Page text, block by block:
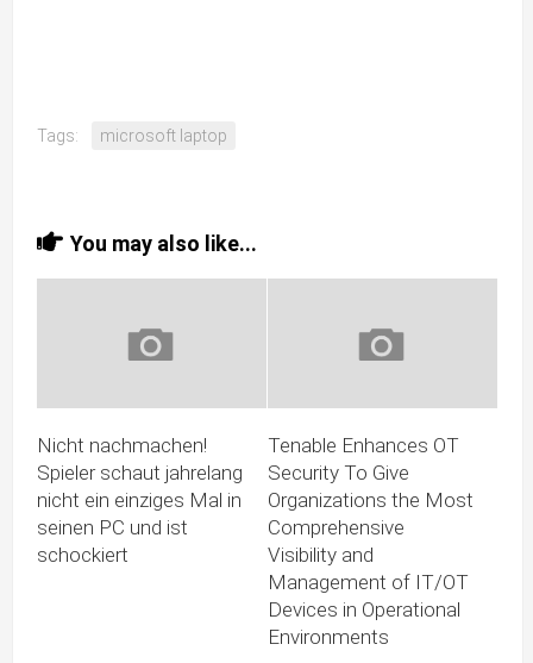
Tags: microsoft laptop
You may also like...
Nicht nachmachen!
Spieler schaut jahrelang
nicht ein einziges Mal in
seinen PC und ist
schockiert
Tenable Enhances OT
Security To Give
Organizations the Most
Comprehensive
Visibility and
Management of IT/OT
Devices in Operational
Environments